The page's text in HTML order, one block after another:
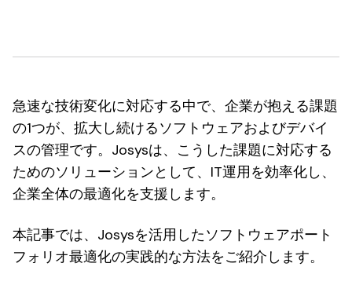
急速な技術変化に対応する中で、企業が抱える課題
の1つが、拡大し続けるソフトウェアおよびデバイ
スの管理です。Josysは、こうした課題に対応する
ためのソリューションとして、IT運用を効率化し、
企業全体の最適化を支援します。
本記事では、Josysを活用したソフトウェアポート
フォリオ最適化の実践的な方法をご紹介します。